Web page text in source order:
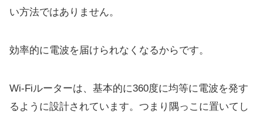
い方法ではありません。
効率的に電波を届けられなくなるからです。
Wi-Fiルーターは、基本的に360度に均等に電波を発す
るように設計されています。つまり隅っこに置いてし